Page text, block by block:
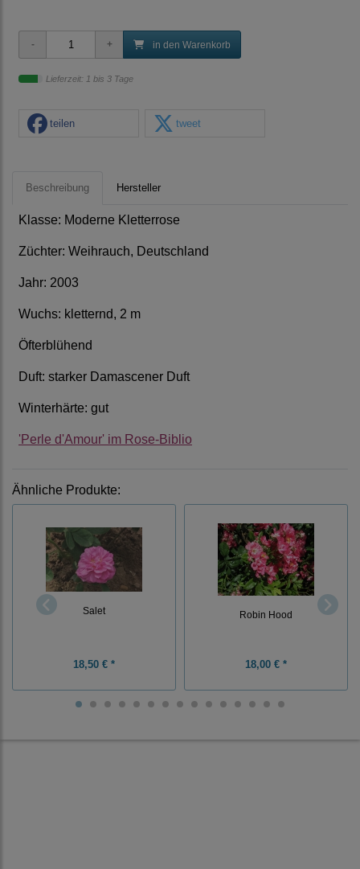
in den Warenkorb
Lieferzeit: 1 bis 3 Tage
teilen tweet
Beschreibung Hersteller
Klasse: Moderne Kletterrose
Züchter: Weihrauch, Deutschland
Jahr: 2003
Wuchs: kletternd, 2 m
Öfterblühend
Duft: starker Damascener Duft
Winterhärte: gut
'Perle d'Amour' im Rose-Biblio
Ähnliche Produkte:
Salet
18,50 € *
Robin Hood
18,00 € *